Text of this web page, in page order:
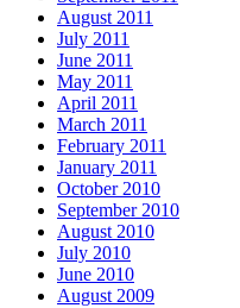
August 2011
July 2011
June 2011
May 2011
April 2011
March 2011
February 2011
January 2011
October 2010
September 2010
August 2010
July 2010
June 2010
August 2009